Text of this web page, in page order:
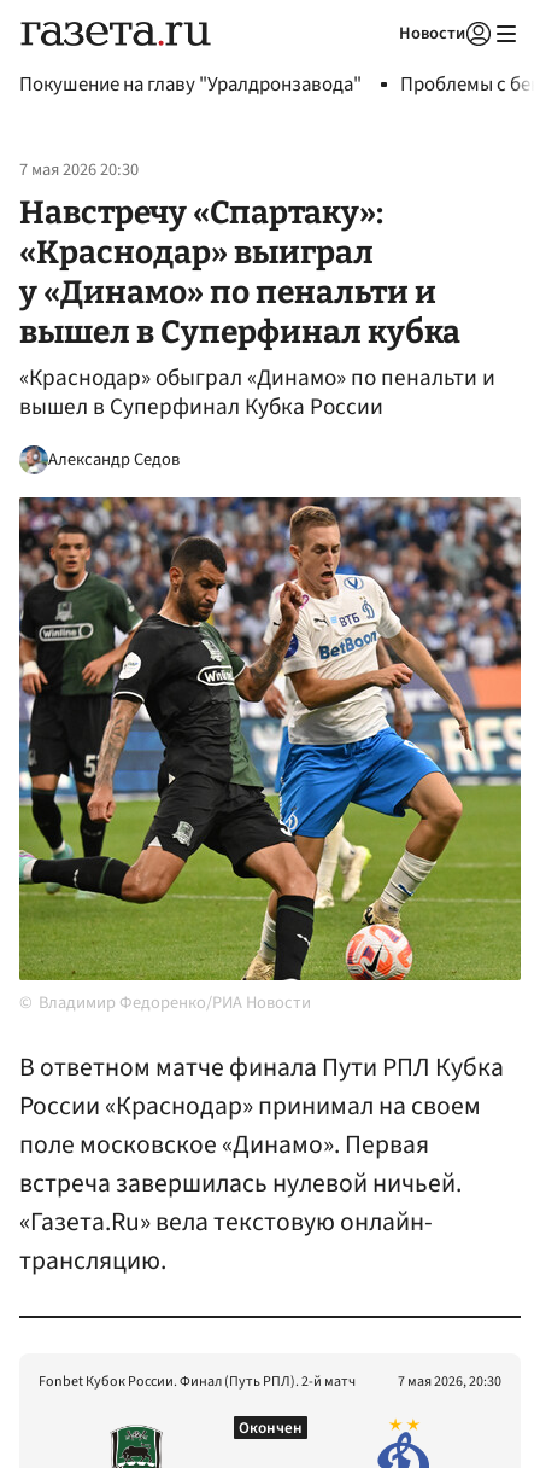
Новости
Покушение на главу "Уралдронзавода" Проблемы с
7 мая 2026 20:30
Навстречу «Спартаку»:
«Краснодар» выиграл
у «Динамо» по пенальти и
вышел в Суперфинал кубка
«Краснодар» обыграл «Динамо» по пенальти и
вышел в Суперфинал Кубка России
Александр Седов
Владимир Федоренко/РИА Новости
В ответном матче финала Пути РПЛ Кубка
России «Краснодар» принимал на своем
поле московское «Динамо». Первая
встреча завершилась нулевой ничьей.
«Газета.Ru» вела текстовую онлайн-
трансляцию.
Fonbet Кубок России. Финал (Путь РПЛ). 2-й матч 7 мая 2026, 20:30
Окончен